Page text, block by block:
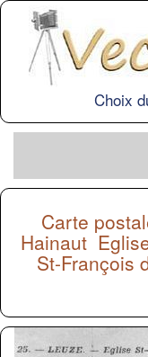
Choix
Carte
Hainaut
St-